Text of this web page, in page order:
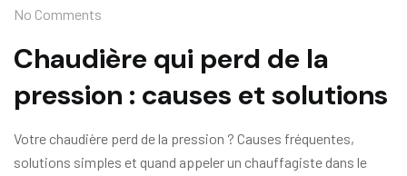
No Comments
Chaudière qui perd de la
pression : causes et solutions
Votre chaudière perd de la pression ? Causes fréquentes,
solutions simples et quand appeler un chauffagiste dans le